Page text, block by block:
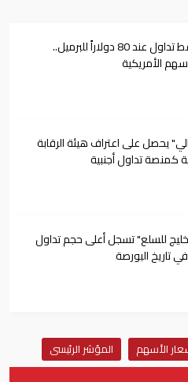
أسعار النفط تداول عند 80 دولاراً للبرميل..
الأمريكية
يحصل على اعتراف هيئة الرقابة
كمنصة تداول أجنبية
للسلع" تسجل أعلى حجم تداول
تاريخ البورصة
الأسهم المؤشر الرئيسى